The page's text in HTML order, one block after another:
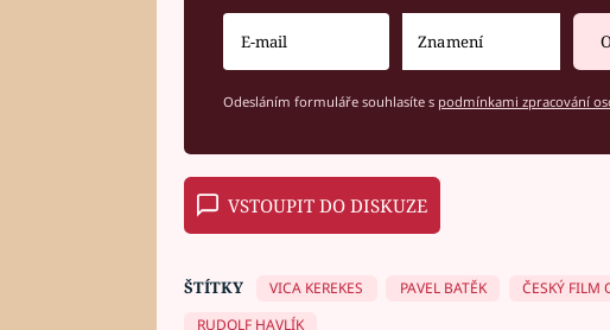
Odesláním formuláře souhlasíte s podmínkami zpracování
VSTOUPIT DO DISKUZE
ŠTÍTKY VICA KEREKES PAVEL BATĚK ČESKÝ FILM
RUDOLF HAVLÍK